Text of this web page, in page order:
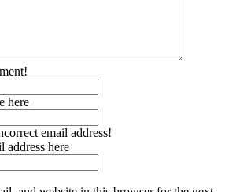
here
email address!
address here